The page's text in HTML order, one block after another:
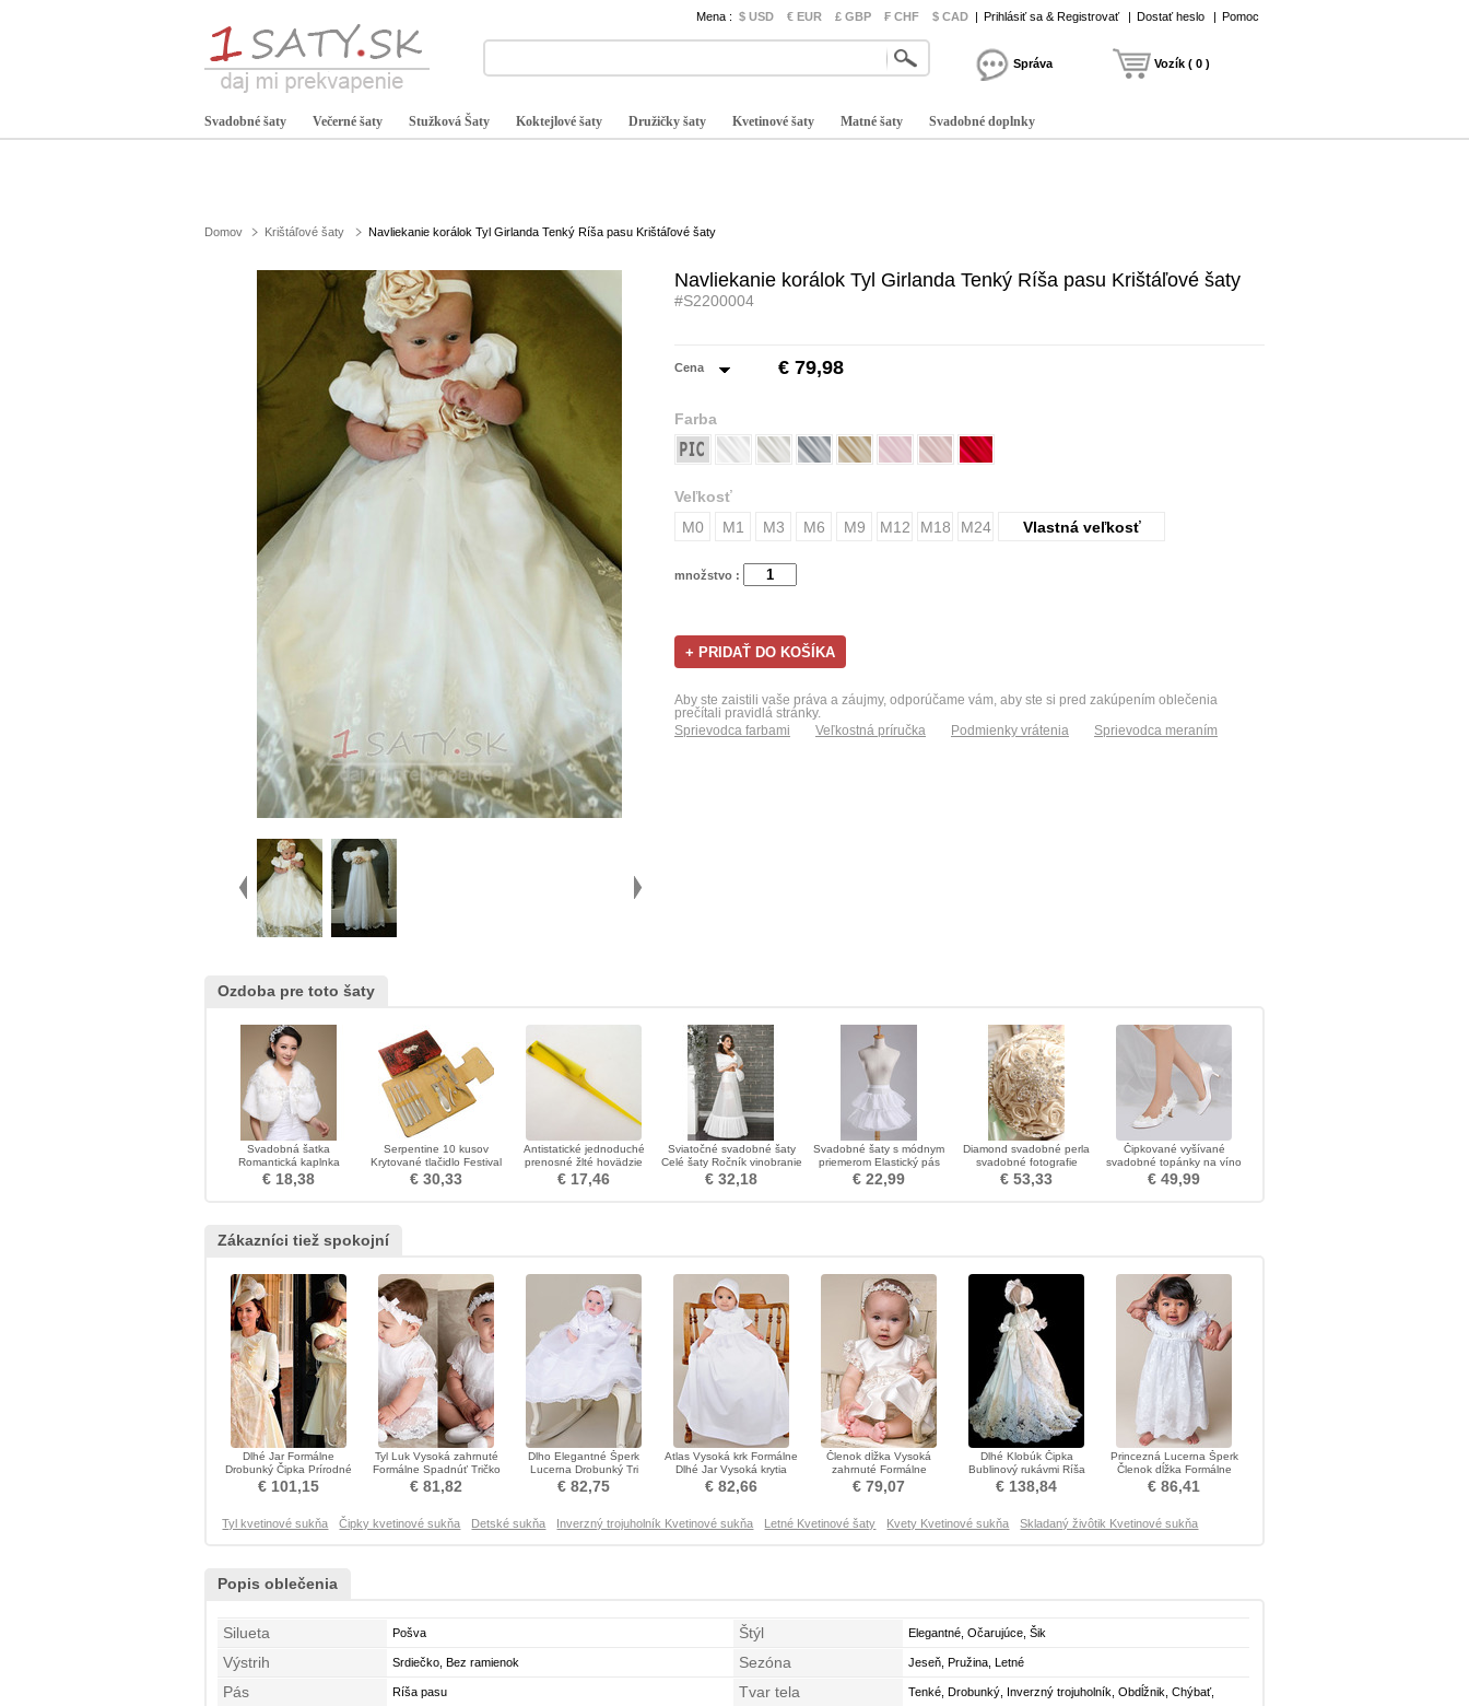
Mena : $ USD € EUR £ GBP ₣ CHF $ CAD | Prihlásiť sa & Registrovať | Dostať heslo | Pomoc
Správa Vozík ( 0 )
Svadobné šaty Večerné šaty Stužková Šaty Koktejlové šaty Družičky šaty Kvetinové šaty Matné šaty Svadobné doplnky
Domov Krištáľové šaty Navliekanie korálok Tyl Girlanda Tenký Ríša pasu Krištáľové šaty
Navliekanie korálok Tyl Girlanda Tenký Ríša pasu Krištáľové šaty
#S2200004
Cena € 79,98
Farba
Veľkosť
M0
M1 M3 M6 M9 M12 M18 M24 Vlastná veľkosť
množstvo :
Aby ste zaistili vaše práva a záujmy, odporúčame vám, aby ste si pred zakúpením oblečenia
prečítali pravidlá stránky.
Sprievodca farbami
Veľkostná príručka Podmienky vrátenia Sprievodca meraním
Ozdoba pre toto šaty
Svadobná šatka
Romantická kaplnka
Studená bez rukávov
Bowknot
€ 18,38
Serpentine 10 kusov
Krytované tlačidlo Festival
Najlepšie obchodné nechty
€ 30,33
Antistatické jednoduché
prenosné žlté hovädzie
šľachy Malá ozdoba
€ 17,46
Sviatočné svadobné šaty
Celé šaty Ročník vinobranie
Biele Terylene Dve ráfy
€ 32,18
Svadobné šaty s módnym
priemerom Elastický pás
Krátke šaty
€ 22,99
Diamond svadobné perla
svadobné fotografie
rozloženie dekorácie
nápady drží kvety
€ 53,33
Čipkované vyšívané
svadobné topánky na víno
podpätkové spoločenské
topánky
€ 49,99
Zákazníci tiež spokojní
Dlhé Jar Formálne
Drobunký Čipka Prírodné
pása Krištáľové šaty
€ 101,15
Tyl Luk Vysoká zahrnuté
Formálne Spadnúť Tričko
Otroške obleko
€ 81,82
Dlho Elegantné Šperk
Lucerna Drobunký Tri
štvrtiny rukávy Otroka
obleko
€ 82,75
Atlas Vysoká krk Formálne
Dlhé Jar Vysoká krytia
Krištáľové šaty
€ 82,66
Členok dĺžka Vysoká
zahrnuté Formálne
Drobunký Krištáľové šaty
€ 79,07
Dlhé Klobúk Čipka
Bublinový rukávmi Ríša
pasu Otroške obleko
€ 138,84
Princezná Lucerna Šperk
Členok dĺžka Formálne
Otroške obleko
€ 86,41
Tyl kvetinové sukňa Čipky kvetinové sukňa Detské sukňa Inverzný trojuholník Kvetinové sukňa Letné Kvetinové šaty Kvety Kvetinové sukňa Skladaný živôtik Kvetinové sukňa
Popis oblečenia
Silueta Pošva Štýl Elegantné, Očarujúce, Šik
Výstrih Srdiečko, Bez ramienok Sezóna Jeseň, Pružina, Letné
Pás Ríša pasu Tvar tela Tenké, Drobunký, Inverzný trojuholník, Obdĺžnik, Chýbať,